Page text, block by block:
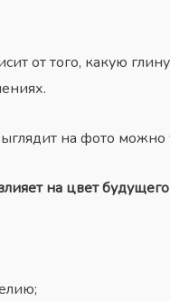
от того, какую
на фото можно
на цвет